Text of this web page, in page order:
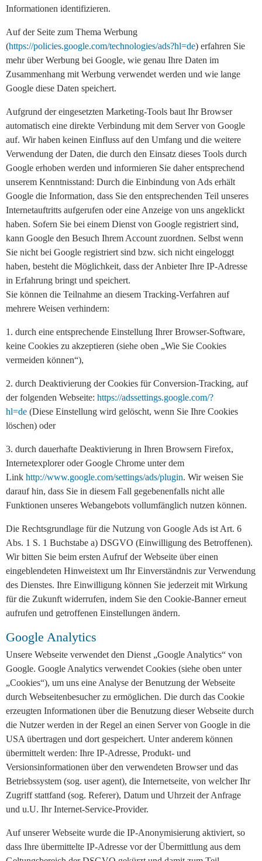
Informationen identifizieren.
Auf der Seite zum Thema Werbung
(https://policies.google.com/technologies/ads?hl=de) erfahren Sie
mehr über Werbung bei Google, wie genau Ihre Daten im
Zusammenhang mit Werbung verwendet werden und wie lange
Google diese Daten speichert.
Aufgrund der eingesetzten Marketing-Tools baut Ihr Browser
automatisch eine direkte Verbindung mit dem Server von Google
auf. Wir haben keinen Einfluss auf den Umfang und die weitere
Verwendung der Daten, die durch den Einsatz dieses Tools durch
Google erhoben werden und informieren Sie daher entsprechend
unserem Kenntnisstand: Durch die Einbindung von Ads erhält
Google die Information, dass Sie den entsprechenden Teil unseres
Internetauftritts aufgerufen oder eine Anzeige von uns angeklickt
haben. Sofern Sie bei einem Dienst von Google registriert sind,
kann Google den Besuch Ihrem Account zuordnen. Selbst wenn
Sie nicht bei Google registriert sind bzw. sich nicht eingeloggt
haben, besteht die Möglichkeit, dass der Anbieter Ihre IP-Adresse
in Erfahrung bringt und speichert.
Sie können die Teilnahme an diesem Tracking-Verfahren auf
mehrere Weisen verhindern:
1. durch eine entsprechende Einstellung Ihrer Browser-Software,
keine Cookies zu akzeptieren (siehe oben „Wie Sie Cookies
vermeiden können“),
2. durch Deaktivierung der Cookies für Conversion-Tracking, auf
der folgenden Webseite: https://adssettings.google.com/?
hl=de (Diese Einstellung wird gelöscht, wenn Sie Ihre Cookies
löschen) oder
3. durch dauerhafte Deaktivierung in Ihren Browsern Firefox,
Internetexplorer oder Google Chrome unter dem
Link http://www.google.com/settings/ads/plugin. Wir weisen Sie
darauf hin, dass Sie in diesem Fall gegebenenfalls nicht alle
Funktionen unseres Webangebots vollumfänglich nutzen können.
Die Rechtsgrundlage für die Nutzung von Google Ads ist Art. 6
Abs. 1 S. 1 Buchstabe a) DSGVO (Einwilligung des Betroffenen).
Wir bitten Sie beim ersten Aufruf der Webseite über einen
eingeblendeten Hinweistext um Ihr Einverständnis zur Verwendung
des Dienstes. Ihre Einwilligung können Sie jederzeit mit Wirkung
für die Zukunft widerrufen, indem Sie den Cookie-Banner erneut
aufrufen und getroffenen Einstellungen ändern.
Google Analytics
Unsere Webseite verwendet den Dienst „Google Analytics“ von
Google. Google Analytics verwendet Cookies (siehe oben unter
„Cookies“), um uns eine Analyse der Benutzung der Webseite
durch Webseitenbesucher zu ermöglichen. Die durch das Cookie
erzeugten Informationen über die Benutzung dieser Webseite durch
die Nutzer werden in der Regel an einen Server von Google in die
USA übertragen und dort gespeichert. Unter anderem können
übermittelt werden: Ihre IP-Adresse, Produkt- und
Versionsinformationen über den verwendeten Browser und das
Betriebssystem (sog. user agent), die Internetseite, von welcher Ihr
Zugriff stattfand (sog. Referer), Datum und Uhrzeit der Anfrage
und u.U. Ihr Internet-Service-Provider.
Auf unserer Webseite wurde die IP-Anonymisierung aktiviert, so
dass Ihre übermittelte IP-Adresse vor der Übermittlung aus dem